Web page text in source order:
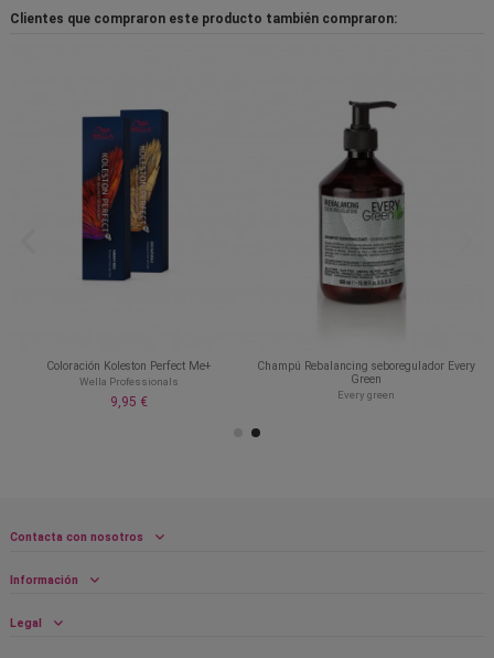
Clientes que compraron este producto también compraron:
Coloración Koleston Perfect Me+
Wella Professionals
9,95 €
Champú Rebalancing seboregulador Every
Green
Every green
Contacta con nosotros
Información
Legal